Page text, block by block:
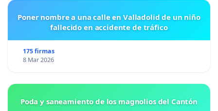
Poner nombre a una calle en Valladolid de un niño
fallecido en accidente de tráfico
175 firmas
8 Mar 2026
Poda y saneamiento de los magnolios del Cantón